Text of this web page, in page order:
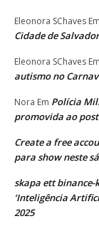
Eleonora SChaves Em
Cidade de
Eleonora SChaves Em
autismo no
Nora Em Polícia
promovida ao
Create a free
para show neste
skapa ett binance-
‘Inteligência
2025